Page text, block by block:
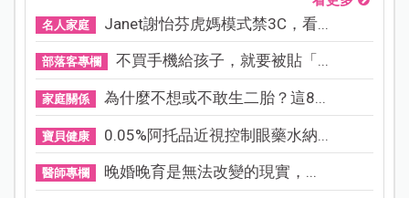
名人家庭 Janet謝怡芬虎媽模式禁3C，看...
部落客專欄 不買手機給孩子，就要被貼「...
家庭關係 為什麼不想或不敢生二胎？這8...
寶貝健康 0.05%阿托品近視控制眼藥水納...
醫師專欄 晚婚晚育是無法改變的現實，...